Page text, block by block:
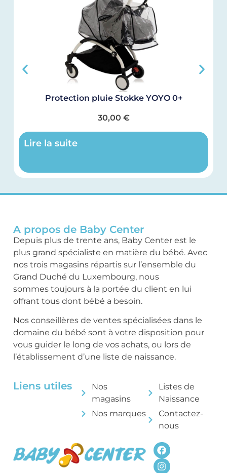
Protection pluie Stokke YOYO 0+
30,00 €
Lire la suite
A propos de Baby Center
Depuis plus de trente ans, Baby Center est le
plus grand spécialiste en matière du bébé. Avec
nos trois magasins répartis sur l’ensemble du
Grand Duché du Luxembourg, nous
sommes toujours à la portée du client en lui
offrant tous dont bébé a besoin.
Nos conseillères de ventes spécialisées dans le
domaine du bébé sont à votre disposition pour
vous guider le long de vos achats, ou lors de
l’établissement d’une liste de naissance.
Liens utiles
Nos
magasins
Nos marques
Listes de
Naissance
Contactez-
nous